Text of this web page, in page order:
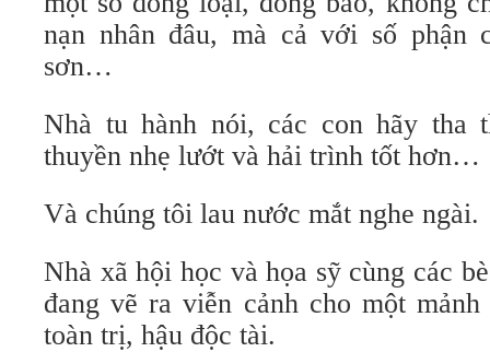
nạn nhân đâu, mà cả với số phận
sơn…
Nhà tu hành nói, các con hãy tha
thuyền nhẹ lướt và hải trình tốt hơn…
Và chúng tôi lau nước mắt nghe ngài.
Nhà xã hội học và họa sỹ cùng các
đang vẽ ra viễn cảnh cho một
toàn trị, hậu độc tài.